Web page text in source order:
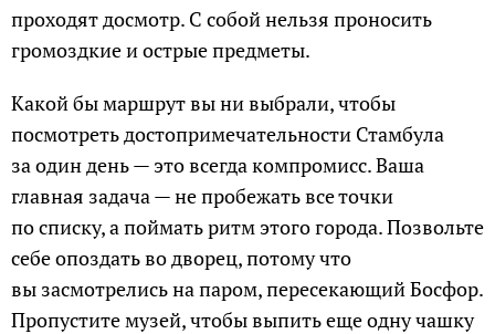
проходят досмотр. С собой нельзя проносить
громоздкие и острые предметы.
Какой бы маршрут вы ни выбрали, чтобы
посмотреть достопримечательности Стамбула
за один день — это всегда компромисс. Ваша
главная задача — не пробежать все точки
по списку, а поймать ритм этого города. Позвольте
себе опоздать во дворец, потому что
вы засмотрелись на паром, пересекающий Босфор.
Пропустите музей, чтобы выпить еще одну чашку